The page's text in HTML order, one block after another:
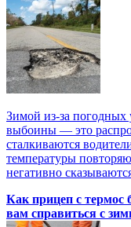
Зимой из-за погодных
выбоины — это
сталкиваются
температуры
негативно
Как прицеп с термоc
вам справиться с